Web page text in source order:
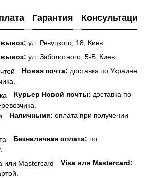
Гарантия Консультация
ул. Ревуцкого, 18, Киев.
ул. Заболотного, 5-Б, Киев.
Новая почта: доставка по Украине
Курьер Новой почты: доставка по
Наличными: оплата при получении
Безналичная оплата: по
Visa или Mastercard: